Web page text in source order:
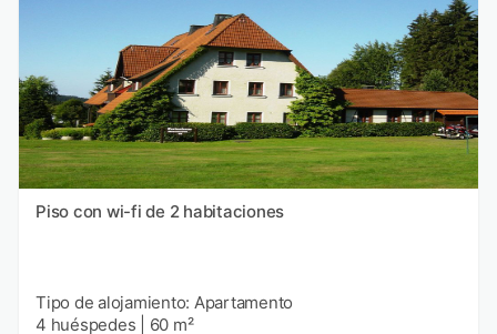
Piso con wi-fi de 2 habitaciones
Tipo de alojamiento: Apartamento
4 huéspedes
60 m²